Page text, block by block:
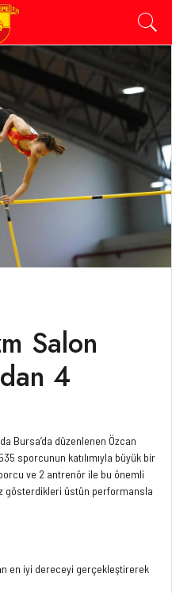
Salon
4
Bursa’da düzenlenen Özcan
sporcunun katılımıyla büyük bir
ve 2 antrenör ile bu önemli
gösterdikleri üstün performansla
en iyi dereceyi gerçekleştirerek